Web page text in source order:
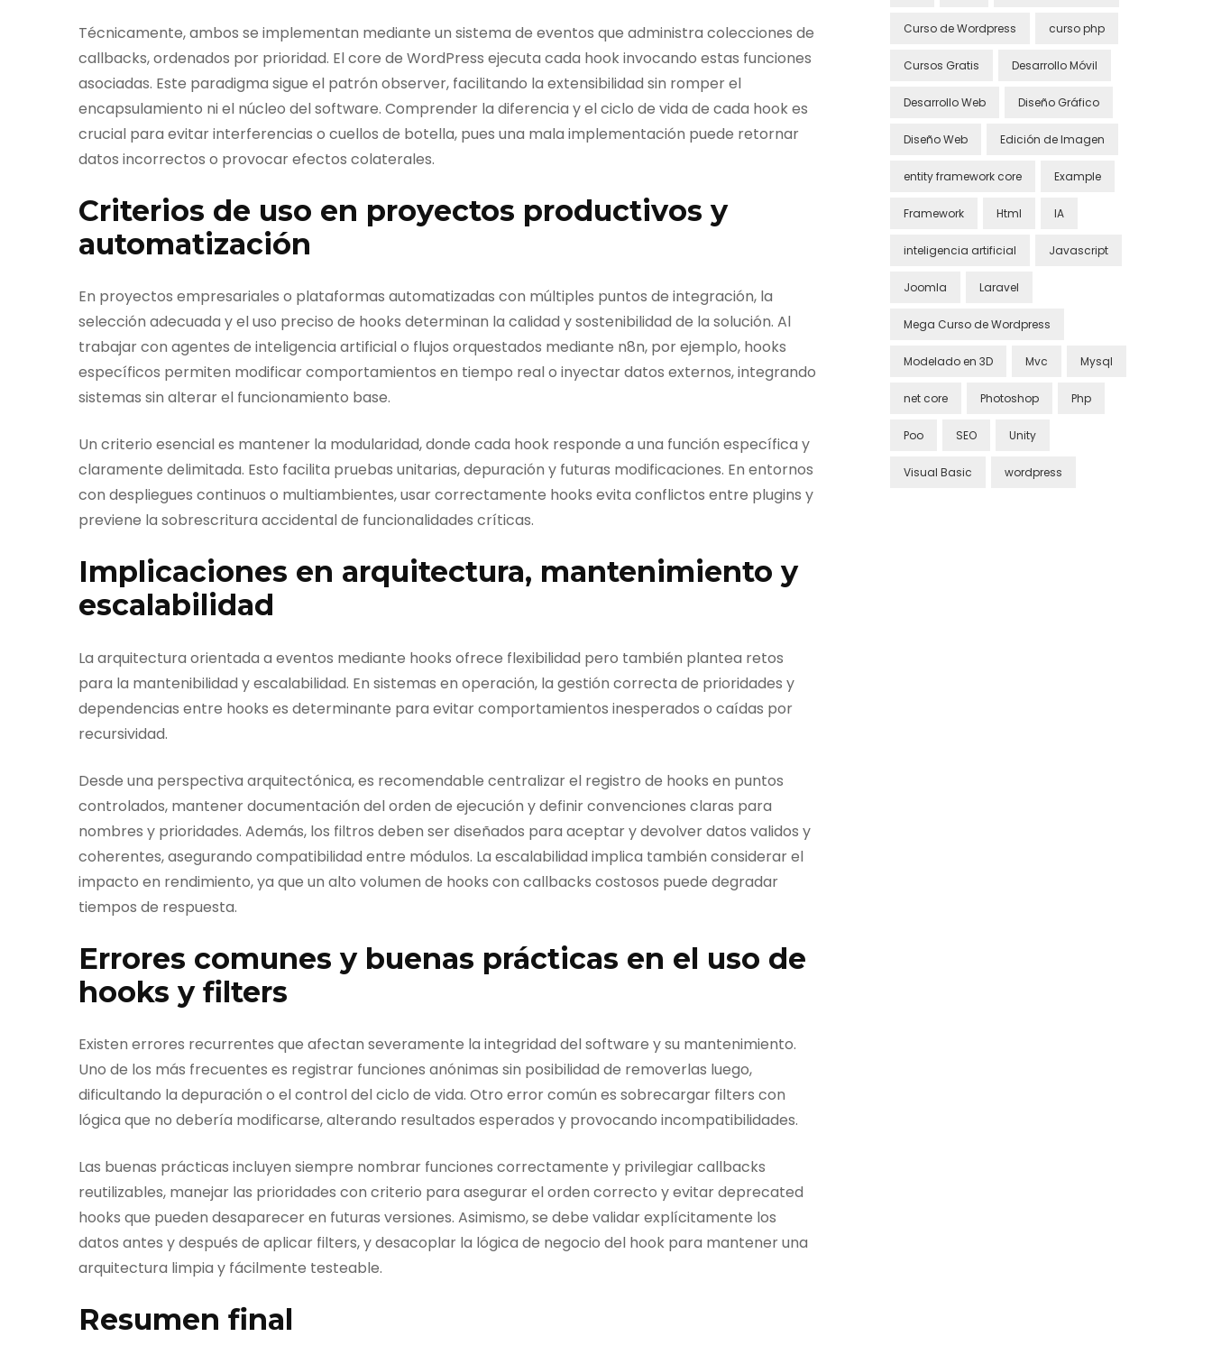
Técnicamente, ambos se implementan mediante un sistema de eventos que administra colecciones de
callbacks, ordenados por prioridad. El core de WordPress ejecuta cada hook invocando estas funciones
asociadas. Este paradigma sigue el patrón observer, facilitando la extensibilidad sin romper el
encapsulamiento ni el núcleo del software. Comprender la diferencia y el ciclo de vida de cada hook es
crucial para evitar interferencias o cuellos de botella, pues una mala implementación puede retornar
datos incorrectos o provocar efectos colaterales.
Criterios de uso en proyectos productivos y
automatización
En proyectos empresariales o plataformas automatizadas con múltiples puntos de integración, la
selección adecuada y el uso preciso de hooks determinan la calidad y sostenibilidad de la solución. Al
trabajar con agentes de inteligencia artificial o flujos orquestados mediante n8n, por ejemplo, hooks
específicos permiten modificar comportamientos en tiempo real o inyectar datos externos, integrando
sistemas sin alterar el funcionamiento base.
Un criterio esencial es mantener la modularidad, donde cada hook responde a una función específica y
claramente delimitada. Esto facilita pruebas unitarias, depuración y futuras modificaciones. En entornos
con despliegues continuos o multiambientes, usar correctamente hooks evita conflictos entre plugins y
previene la sobrescritura accidental de funcionalidades críticas.
Implicaciones en arquitectura, mantenimiento y
escalabilidad
La arquitectura orientada a eventos mediante hooks ofrece flexibilidad pero también plantea retos
para la mantenibilidad y escalabilidad. En sistemas en operación, la gestión correcta de prioridades y
dependencias entre hooks es determinante para evitar comportamientos inesperados o caídas por
recursividad.
Desde una perspectiva arquitectónica, es recomendable centralizar el registro de hooks en puntos
controlados, mantener documentación del orden de ejecución y definir convenciones claras para
nombres y prioridades. Además, los filtros deben ser diseñados para aceptar y devolver datos validos y
coherentes, asegurando compatibilidad entre módulos. La escalabilidad implica también considerar el
impacto en rendimiento, ya que un alto volumen de hooks con callbacks costosos puede degradar
tiempos de respuesta.
Errores comunes y buenas prácticas en el uso de
hooks y filters
Existen errores recurrentes que afectan severamente la integridad del software y su mantenimiento.
Uno de los más frecuentes es registrar funciones anónimas sin posibilidad de removerlas luego,
dificultando la depuración o el control del ciclo de vida. Otro error común es sobrecargar filters con
lógica que no debería modificarse, alterando resultados esperados y provocando incompatibilidades.
Las buenas prácticas incluyen siempre nombrar funciones correctamente y privilegiar callbacks
reutilizables, manejar las prioridades con criterio para asegurar el orden correcto y evitar deprecated
hooks que pueden desaparecer en futuras versiones. Asimismo, se debe validar explícitamente los
datos antes y después de aplicar filters, y desacoplar la lógica de negocio del hook para mantener una
arquitectura limpia y fácilmente testeable.
Resumen final
Curso de Wordpress curso php
Cursos Gratis Desarrollo Móvil
Desarrollo Web Diseño Gráfico
Diseño Web Edición de Imagen
entity framework core Example
Framework Html IA
inteligencia artificial Javascript
Joomla Laravel
Mega Curso de Wordpress
Modelado en 3D Mvc Mysql
net core Photoshop Php
Poo SEO Unity
Visual Basic wordpress